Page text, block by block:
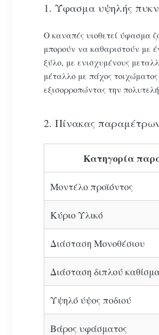
1. Ύφασμα υψηλής
Ο καναπές υιοθετεί ύφασμα
μπορούν να καθαριστούν με
ξύλο, με ενισχυμένους
μέταλλο με πάχος
εξισορροπώντας την
2. Πίνακας
Κατηγορία
Μοντέλο προϊόντος
Κύριο Υλικό
Διάσταση Μονοθέσιου
Διάσταση διπλού
Υψηλό ύψος ποδιού
Βάρος υφάσματος